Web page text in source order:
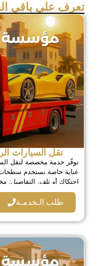
تعرف علي باقي
نقل السيارات
نوفّر خدمة مخصصة لنقل
عناية خاصة.نستخدم
احتكاك أو تلف. التفاصيل:
حماية الصدام والهيكل
طلب الـخدمـة